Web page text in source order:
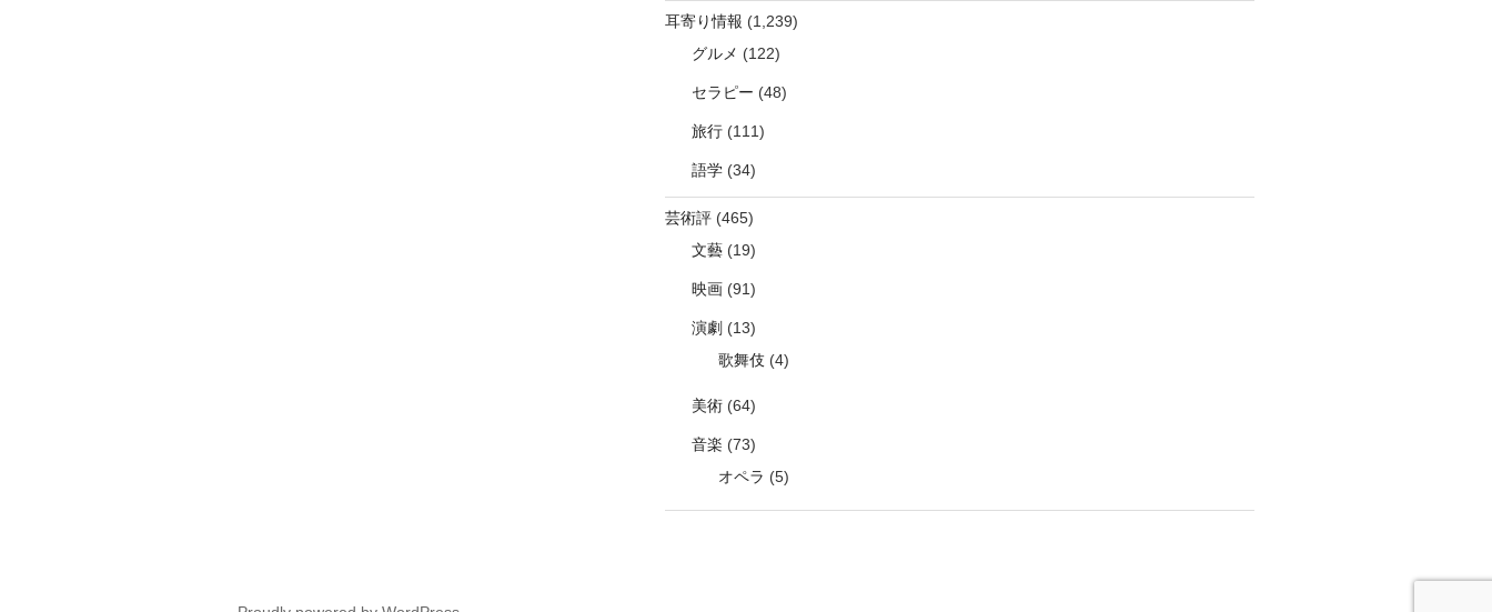
耳寄り情報 (1,239)
グルメ (122)
セラピー (48)
旅行(111)
語学(34)
芸術評(465)
文藝(19)
映画(91)
演劇 (13)
歌舞伎(4)
美術(64)
音楽 (73)
オペラ (5)